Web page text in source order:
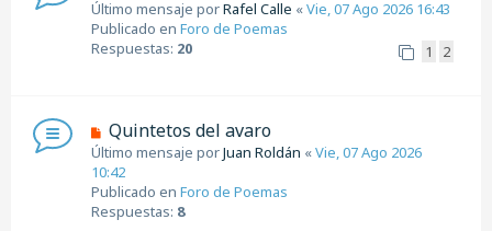
a
j
e
e
v
n
s
a
j
e
Último mensaje porRafel Calle «Vie, 07 Ago 2026 16:43
Publicado en Foro de Poemas
Respuestas: 20 1 2
N
u
e
v
o
Quintetos del avaro
Último mensaje porJuan Roldán «Vie, 07 Ago 2026
10:42
Publicado en Foro de Poemas
Respuestas: 8